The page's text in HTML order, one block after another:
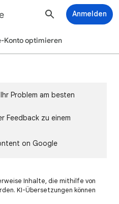
Anmelden
Konto optimieren
Problem am besten
Feedback zu einem
on Google
Inhalte, die mithilfe von
KI-Übersetzungen können